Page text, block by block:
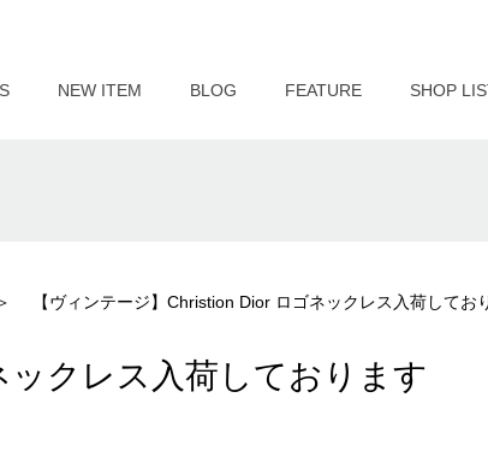
NEW ITEM BLOG FEATURE SHOP
【ヴィンテージ】Christion Dior ロゴネックレス入荷してお
ックレス入荷しております